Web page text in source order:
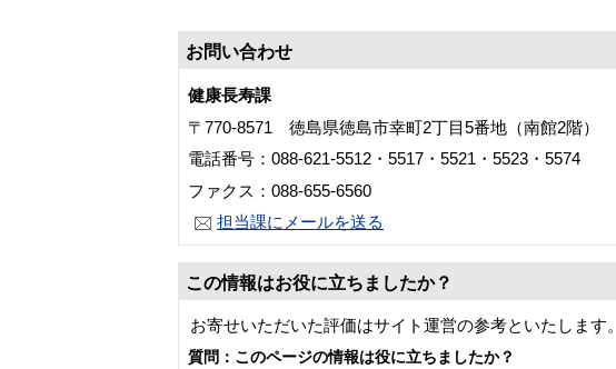
お問い合わせ
健康長寿課
〒770-8571 徳島県徳島市幸町2丁目5番地（南館2階）
電話番号：088-621-5512・5517・5521・5523・5574
ファクス：088-655-6560
担当課にメールを送る
この情報はお役に立ちましたか？
お寄せいただいた評価はサイト運営の参考といたします。
質問：このページの情報は役に立ちましたか？